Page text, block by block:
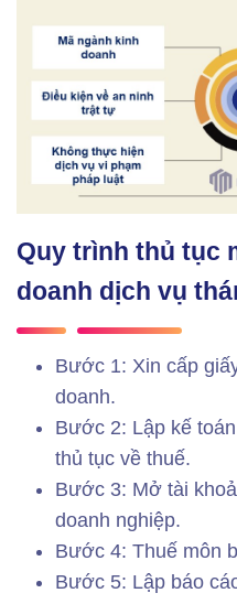
Quy trình thủ tục
doanh dịch vụ
Bước 1: Xin cấp
doanh.
Bước 2: Lập kế
thủ tục về thuế.
Bước 3: Mở tài
doanh nghiệp.
Bước 4: Thuế môn
Bước 5: Lập báo